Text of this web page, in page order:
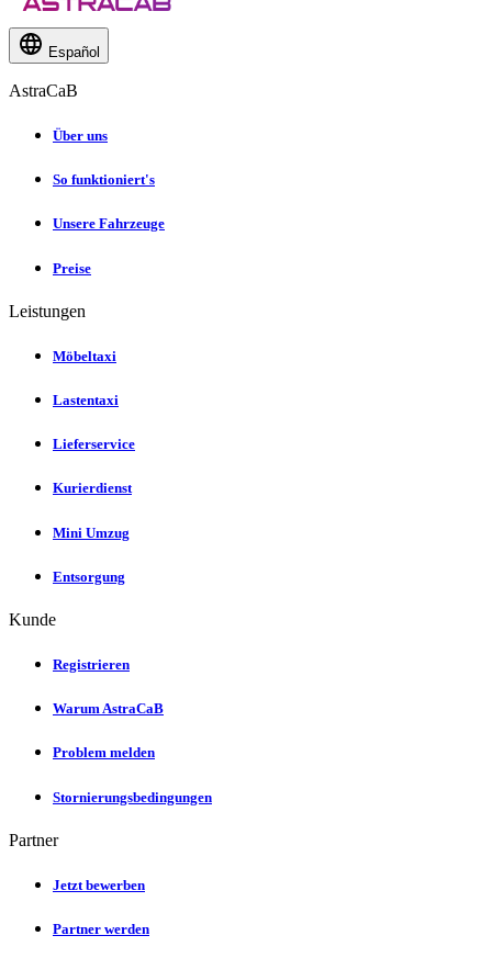
Español
AstraCaB
Über uns
So funktioniert's
Unsere Fahrzeuge
Preise
Leistungen
Möbeltaxi
Lastentaxi
Lieferservice
Kurierdienst
Mini Umzug
Entsorgung
Kunde
Registrieren
Warum AstraCaB
Problem melden
Stornierungsbedingungen
Partner
Jetzt bewerben
Partner werden